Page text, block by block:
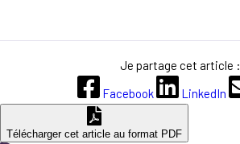
Je partage cet article :
Facebook
LinkedIn
Télécharger cet article au format PDF